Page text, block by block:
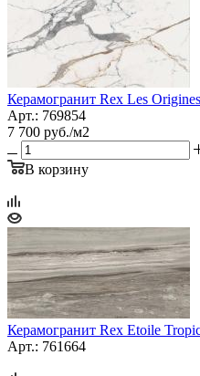
Керамогранит Rex Les
Арт.: 769854
7 700 руб./м2
В корзину
Керамогранит Rex Etoile
Арт.: 761664